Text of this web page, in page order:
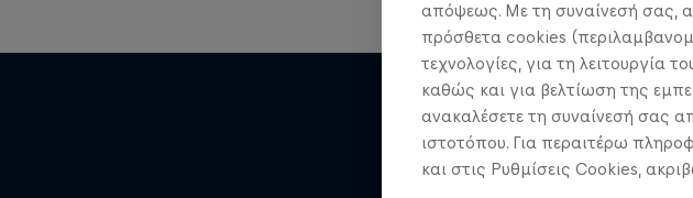
απόψεως. Με τη συναίνεσή σας,
πρόσθετα cookies
τεχνολογίες, για τη λειτουργία
καθώς και για βελτίωση της
ανακαλέσετε τη συναίνεσή σας
ιστοτόπου. Για περαιτέρω
και στις Ρυθμίσεις Cookies,